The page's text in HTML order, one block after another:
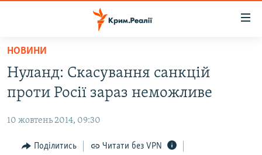
Перейти
основного
матеріалу
Перейти
до
навігації
ВОДА.КРИМ
ВІДЕО ТА ФОТО
ПОЛІТИКА
БЛОГИ
НОВИНИ
Нуланд: Скасування санкцій
проти Росії зараз неможливе
10 жовтень 2014, 09:30
Поділитись Читати без VPN